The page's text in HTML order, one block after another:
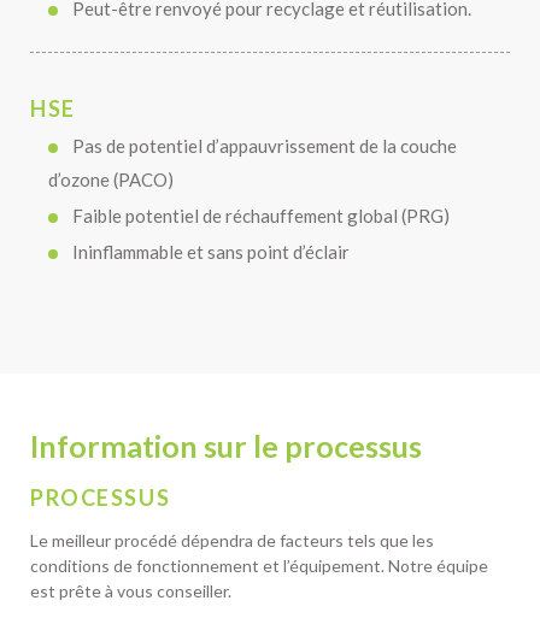
Peut-être renvoyé pour recyclage et réutilisation.
HSE
Pas de potentiel d’appauvrissement de la couche
d’ozone (PACO)
Faible potentiel de réchauffement global (PRG)
Ininflammable et sans point d’éclair
Information sur le processus
PROCESSUS
Le meilleur procédé dépendra de facteurs tels que les
conditions de fonctionnement et l’équipement. Notre équipe
est prête à vous conseiller.